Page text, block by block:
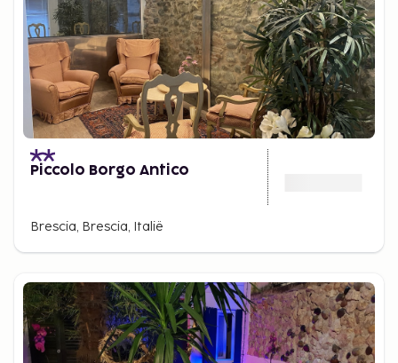
Piccolo Borgo Antico
Brescia, Brescia, Italië